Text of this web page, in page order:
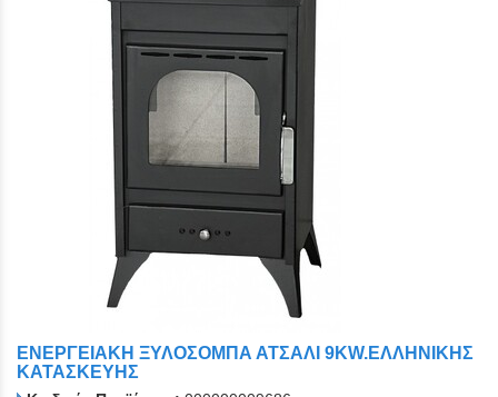
ΕΝΕΡΓΕΙΑΚΗ ΞΥΛΟΣΟΜΠΑ ΑΤΣΑΛΙ 9KW.ΕΛΛΗΝΙΚΗΣ
ΚΑΤΑΣΚΕΥΗΣ